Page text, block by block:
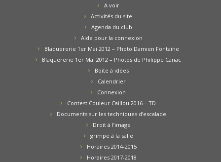
A voir
Activités du site
Agenda du club
Aide pour la connexion
Blaquererie 1er Mai 2012 – Photo Damien Fontaine
Blaquererie 1er Mai 2012 – Photos de Philippe Canac
Boite à idées
Calendrier
Connexion
Contest Couleur Caillou 2016 – TD
Documents sur les techniques d’escalade
Droit à l’image
grimpe à la salle
Horaires 2014-2015
Horaires 2017-2018